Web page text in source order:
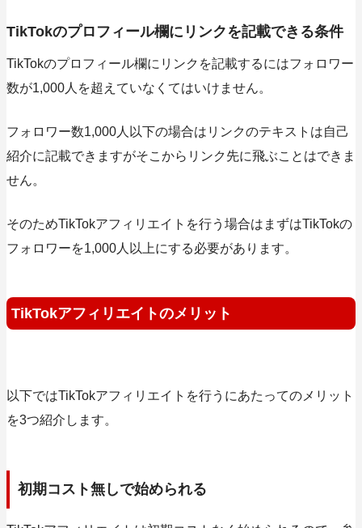
TikTokのプロフィール欄にリンクを記載できる条件
TikTokのプロフィール欄にリンクを記載するにはフォロワー
数が1,000人を超えていなくてはいけません。
フォロワー数1,000人以下の場合はリンクのテキストは自己
紹介に記載できますがそこからリンク先に飛ぶことはできま
せん。
そのためTikTokアフィリエイトを行う場合はまずはTikTokの
フォロワーを1,000人以上にする必要があります。
TikTokアフィリエイトのメリット
以下ではTikTokアフィリエイトを行うにあたってのメリット
を3つ紹介します。
初期コスト無しで始められる